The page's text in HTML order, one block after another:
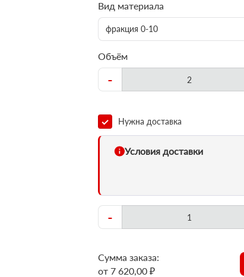
Вид материала
фракция 0-10
Объём
-
Нужна доставка
Условия доставки
-
Сумма заказа:
от 7 620,00 ₽